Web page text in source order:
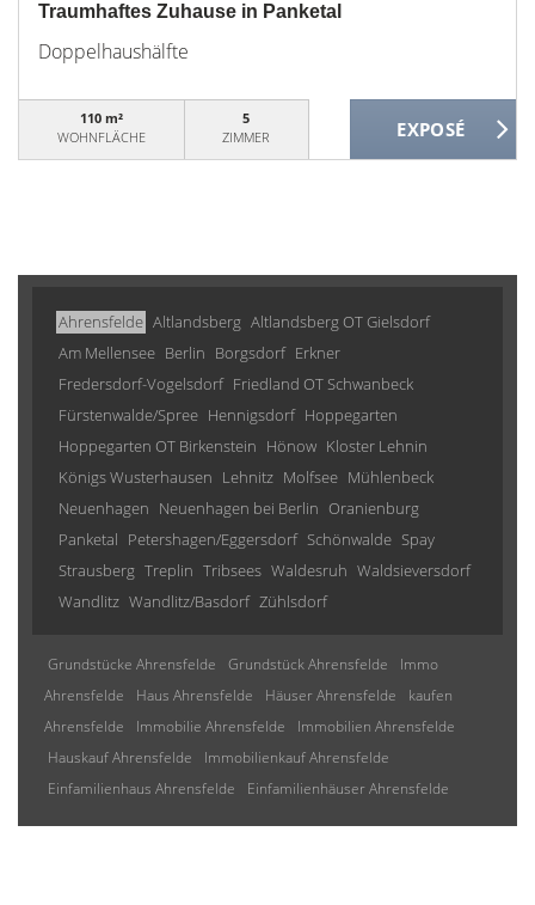
Traumhaftes Zuhause in Panketal
Doppelhaushälfte
110 m²
WOHNFLÄCHE
5
ZIMMER
Ahrensfelde Altlandsberg Altlandsberg OT Gielsdorf
Am Mellensee Berlin Borgsdorf Erkner
Fredersdorf-Vogelsdorf Friedland OT Schwanbeck
Fürstenwalde/Spree Hennigsdorf Hoppegarten
Hoppegarten OT Birkenstein Hönow Kloster Lehnin
Königs Wusterhausen Lehnitz Molfsee Mühlenbeck
Neuenhagen Neuenhagen bei Berlin Oranienburg
Panketal Petershagen/Eggersdorf Schönwalde Spay
Strausberg Treplin Tribsees Waldesruh Waldsieversdorf
Wandlitz Wandlitz/Basdorf Zühlsdorf
Grundstücke Ahrensfelde Grundstück Ahrensfelde
Immo
Ahrensfelde
Haus Ahrensfelde Häuser Ahrensfelde
kaufen
Ahrensfelde
Immobilie Ahrensfelde
Immobilien Ahrensfelde
Hauskauf Ahrensfelde
Immobilienkauf Ahrensfelde
Einfamilienhaus Ahrensfelde
Einfamilienhäuser Ahrensfelde